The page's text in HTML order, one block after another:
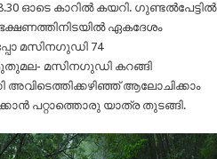
ഓടെ കാറിൽ കയറി. ഗുണ്ടൽപേട്ടിൽ
ഏകദേശം
മസിനഗുഡി 74
മസിനഗുഡി കറങ്ങി
അവിടെത്തിക്കഴിഞ്ഞ് ആലോചിക്കാം
പറ്റാത്തൊരു യാത്ര തുടങ്ങി.